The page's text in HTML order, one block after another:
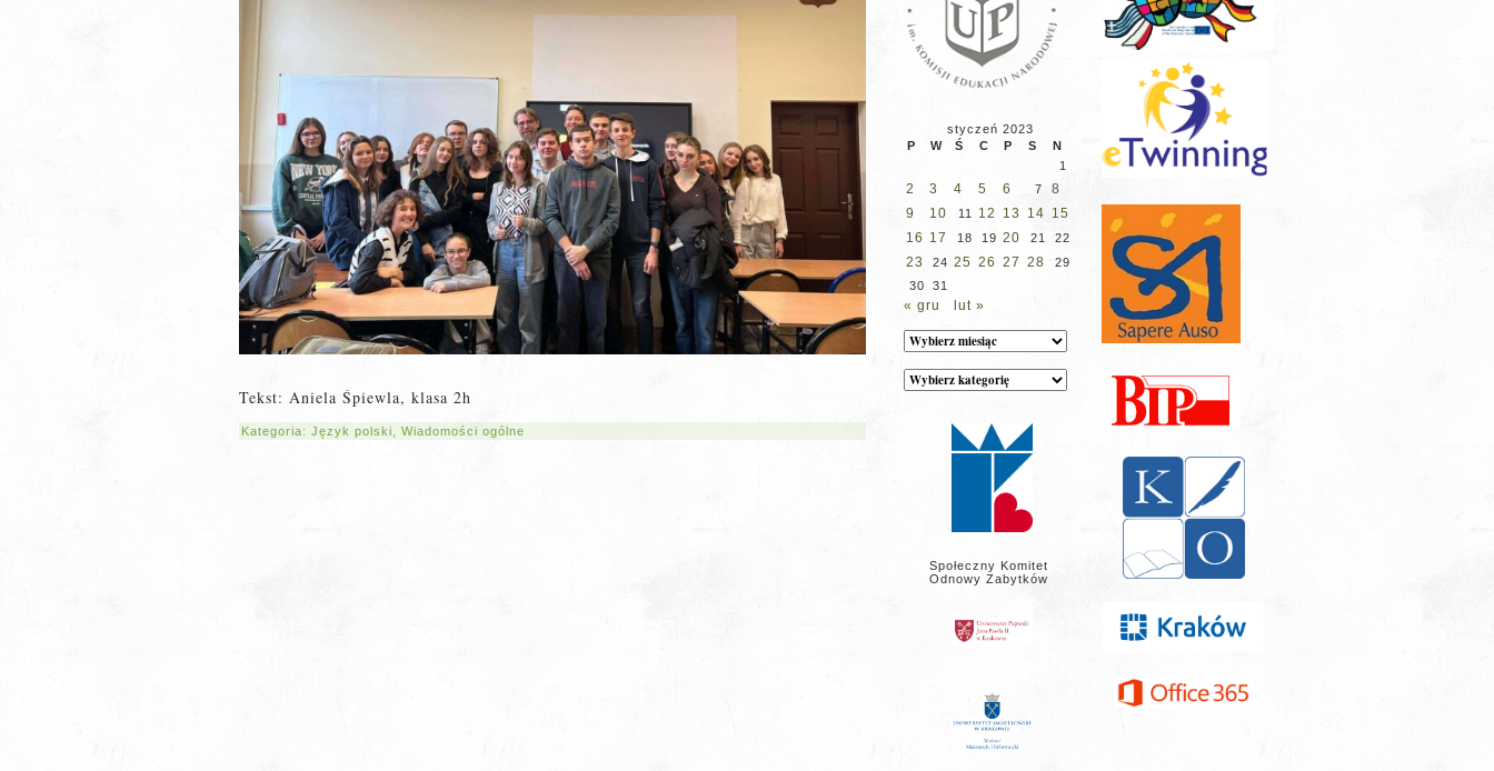
Tekst: Aniela Śpiewla, klasa 2h
Kategoria: Język polski Wiadomości ogólne
styczeń 2023
P
W Ś C P S
N
1
2 3 4 5 6 7
8
9
10 11 12 13 14 15
16 17 18 19 20 21 22
23 24 25 26 27 28
29
30
31
« gru lut »
Archiwum
Kategorie
wpisów
Społeczny Komitet
Odnowy Zabytków